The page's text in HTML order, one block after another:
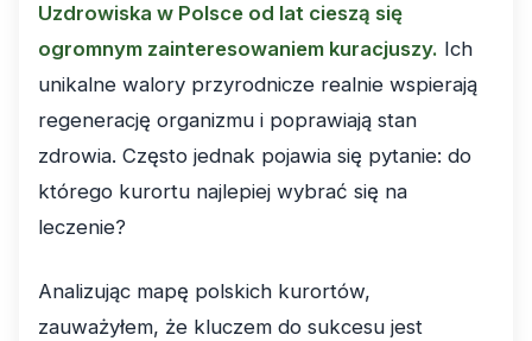
Uzdrowiska w Polsce od lat cieszą się
ogromnym zainteresowaniem kuracjuszy. Ich
unikalne walory przyrodnicze realnie wspierają
regenerację organizmu i poprawiają stan
zdrowia. Często jednak pojawia się pytanie: do
którego kurortu najlepiej wybrać się na
leczenie?
Analizując mapę polskich kurortów,
zauważyłem, że kluczem do sukcesu jest